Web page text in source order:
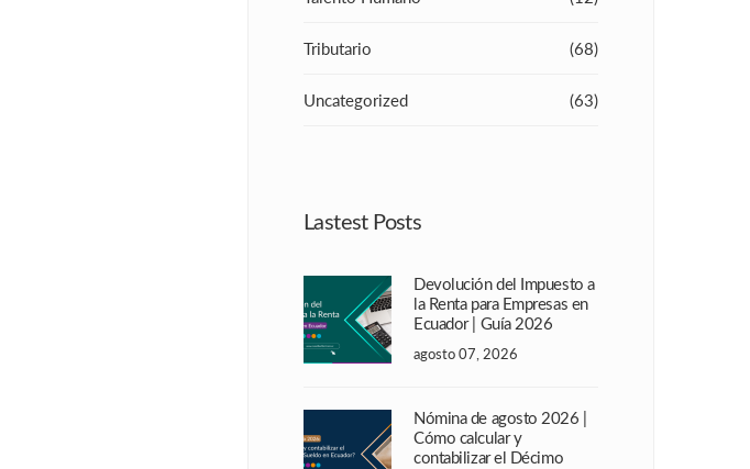
Tributario (68)
Uncategorized (63)
Lastest Posts
Devolución del Impuesto a
la Renta para Empresas en
Ecuador | Guía 2026
agosto 07, 2026
Nómina de agosto 2026 |
Cómo calcular y
contabilizar el Décimo